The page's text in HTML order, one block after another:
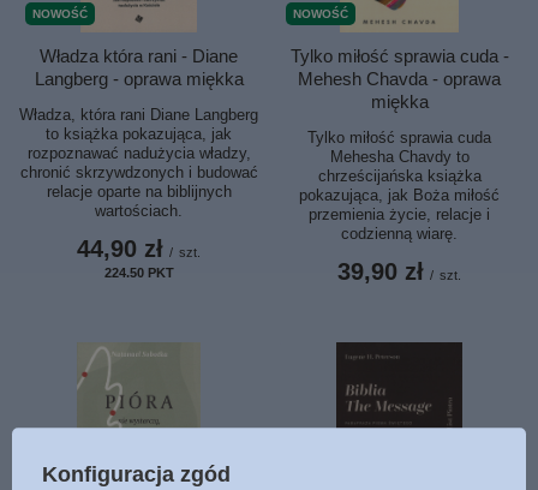
NOWOŚĆ
Władza która rani - Diane
Langberg - oprawa miękka
Władza, która rani Diane Langberg
to książka pokazująca, jak
rozpoznawać nadużycia władzy,
chronić skrzywdzonych i budować
relacje oparte na biblijnych
wartościach.
44,90 zł / szt.
224.50PKTpunktów
NOWOŚĆ
Tylko miłość sprawia cuda -
Mehesh Chavda - oprawa
miękka
Tylko miłość sprawia cuda
Mehesha Chavdy to
chrześcijańska książka
pokazująca, jak Boża miłość
przemienia życie, relacje i
codzienną wiarę.
39,90 zł / szt.
Konfiguracja zgód